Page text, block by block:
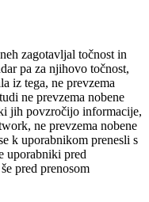
zagotavljal točnost in
pa za njihovo točnost,
iz tega, ne prevzema
ne prevzema nobene
jih povzročijo informacije,
ne prevzema nobene
k uporabnikom prenesli s
uporabniki pred
pred prenosom